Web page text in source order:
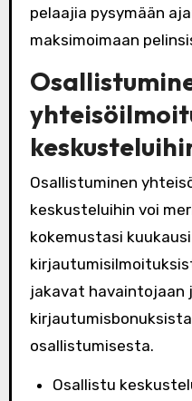
pelaajia pysymään
maksimoimaan
Osallistuminen
keskusteluihin voi
kokemustasi
jakavat havaintojaan
osallistumisesta.
Osallistu